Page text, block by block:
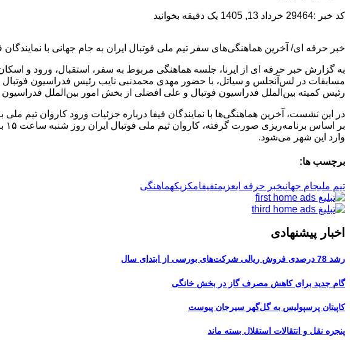
کد خبر :29464 خرداد 13, 1405 یک دقیقه بخوانید
خبر حرفه ای/ آخرین هماهنگی‌های سفر تیم ملی فوتبال ایران به جام جهانی با نمایندگان
به گزارش خبر حرفه ای از ایرنا، جلسه هماهنگی مربوط به سفر، استقبال، ورود و
مسابقات در لس‌آنجلس و سیاتل، با حضور مهدی محمدنبی نایب رئیس فدراسیون
رئیس کمیته بین‌الملل فدراسیون فوتبال و علی افضلی از بخش امور بین‌الملل فدراسیون
در این نشست، آخرین هماهنگی‌ها با نمایندگان فیفا درباره جزئیات ورود کاروان تیم
وارد این شهر می‌شود.
برچسب ها:
تیم ملیجام جهانیخبر حرفه ایعزیمتفیفامکزیکهماهنگی
اخبار پیشنهادی
رشد 78 درصدی فروش ریالی شرکت‌های بورسی از ابتدای سال
گام جدید برای کاهش مصرف گاز در بخش خانگی
کاپیتان پرسپولیس به گل‌گهر سیرجان پیوست
پنجره‌ نقل و انتقالات استقلال بسته ماند